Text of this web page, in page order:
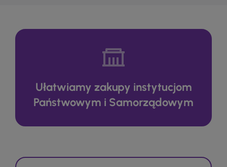
Ułatwiamy zakupy instytucjom
Państwowym i Samorządowym